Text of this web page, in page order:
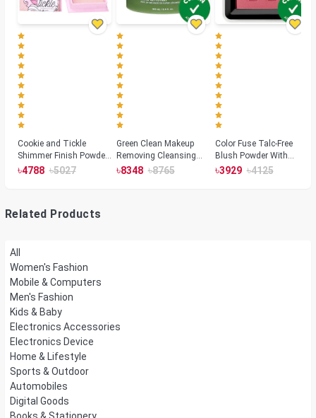
Cookie and Tickle
Shimmer Finish Powder
Highlighters
৳4788 ৳5027
Green Clean Makeup
Removing Cleansing
Balm
৳8348 ৳8765
Color Fuse Talc-Free
Blush Powder With
Fermented Arnica
৳3929 ৳4125
Related Products
All
Women's Fashion
Mobile & Computers
Men's Fashion
Kids & Baby
Electronics Accessories
Electronics Device
Home & Lifestyle
Sports & Outdoor
Automobiles
Digital Goods